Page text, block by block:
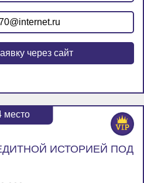
через сайт
место
ИСТОРИЕЙ ПОД